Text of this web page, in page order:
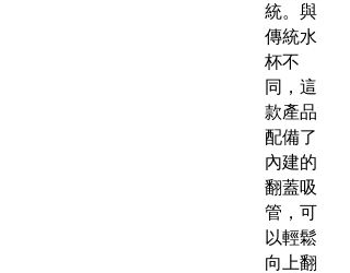
統。與
傳統水
杯不
同，這
款產品
配備了
內建的
翻蓋吸
管，可
以輕鬆
向上翻